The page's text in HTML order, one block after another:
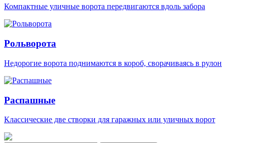
Компактные уличные ворота передвигаются вдоль забора
Рольворота
Недорогие ворота поднимаются в короб, сворачиваясь в рулон
Распашные
Классические две створки для гаражных или уличных ворот